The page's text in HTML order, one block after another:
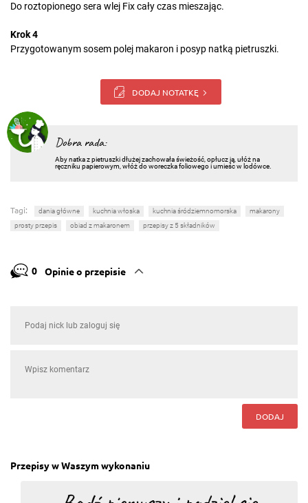
Do roztopionego sera wlej Fix cały czas mieszając.
Krok 4
Przygotowanym sosem polej makaron i posyp natką pietruszki.
DODAJ NOTATKĘ
Dobra rada:
Aby natka z pietruszki dłużej zachowała świeżość, opłucz ją, ułóż na
ręczniku papierowym, włóż do woreczka foliowego i umieśc w lodówce.
Tagi: dania główne kuchnia włoska kuchnia śródziemnomorska
makarony
prosty przepis
obiad z makaronem przepisy z 5 składników
0 Opinie o przepisie
DODAJ
Przepisy w Waszym wykonaniu